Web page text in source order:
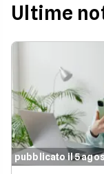
Ultime
pubblicato il 5